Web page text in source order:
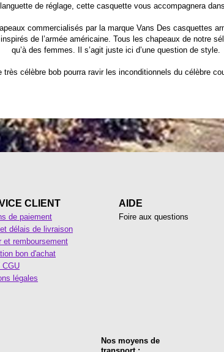
de réglage, cette casquette vous accompagnera
commercialisés par la marque Vans Des casquettes
de l’armée américaine. Tous les chapeaux de notre
qu’à des femmes. Il s’agit juste ici d’une question de style.
très célèbre bob pourra ravir les inconditionnels du célèbre
CLIENT
de paiement
délais de livraison
et remboursement
bon d'achat
CGU
légales
AIDE
Foire aux questions
Nos moyens de